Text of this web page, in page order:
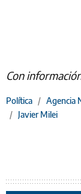
Con
Política / Agencia
/ Javier Milei